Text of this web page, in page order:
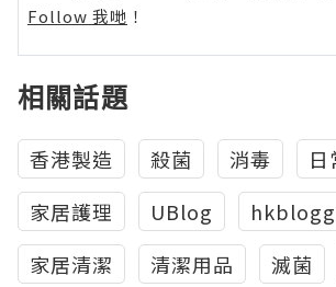
Follow 我哋 ！
相關話題
香港製造 殺菌 消毒
日
家居護理
UBlog
家居清潔
清潔用品 滅菌